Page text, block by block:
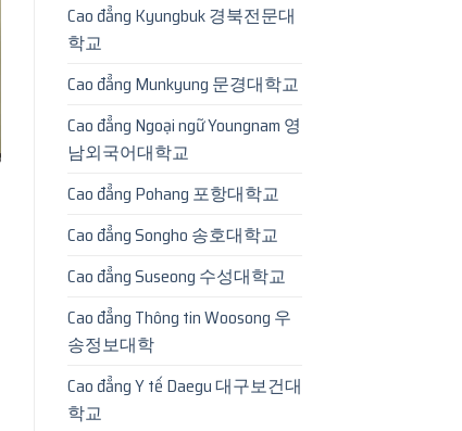
Cao đẳng Kyungbuk 경북전문대
학교
Cao đẳng Munkyung 문경대학교
Cao đẳng Ngoại ngữ Youngnam 영
남외국어대학교
Cao đẳng Pohang 포항대학교
Cao đẳng Songho 송호대학교
Cao đẳng Suseong 수성대학교
Cao đẳng Thông tin Woosong 우
송정보대학
Cao đẳng Y tế Daegu 대구보건대
학교